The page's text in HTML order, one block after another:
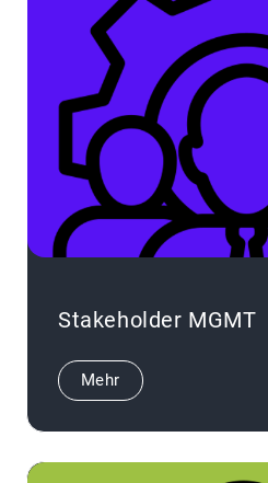
Stakeholder MGMT
Mehr